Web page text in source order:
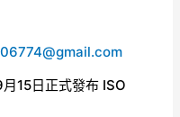
15日正式發布 ISO